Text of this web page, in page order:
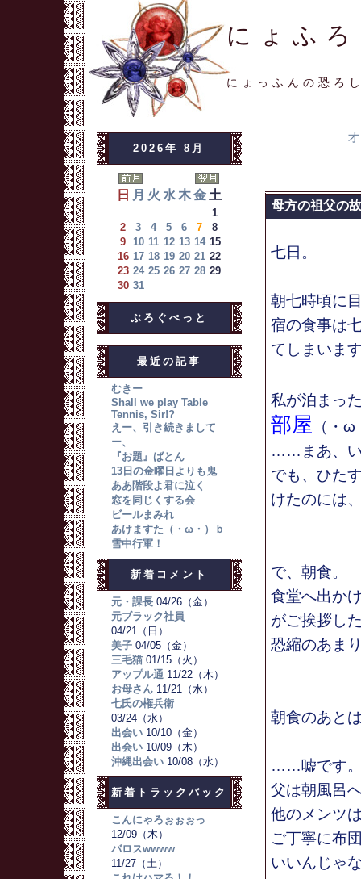
にょふ
にょっふんの恐ろ
2026年 8月
日 月 火 水 木 金 土
1
2
3 4 5 6 7
8
9 10 11 12 13 14 15
16 17 18 19 20 21 22
23 24 25 26 27 28 29
30 31
ぶろぐぺっと
最近の記事
むきー
Shall we play Table
Tennis, Sir!?
えー、引き続きまして
ー、
『お題』ばとん
13日の金曜日よりも鬼
ああ階段よ君に泣く
窓を同じくする会
ビールまみれ
あけますた（・ω・）ｂ
雪中行軍！
新着コメント
元・課長04/26（金）
元ブラック社員
04/21（日）
美子04/05（金）
三毛猫01/15（火）
アップル通11/22（木）
お母さん11/21（水）
七氏の権兵衛
03/24（水）
出会い10/10（金）
出会い10/09（木）
沖縄出会い10/08（水）
新着トラックバック
こんにゃろぉぉぉっ
12/09（木）
バロスwwww
11/27（土）
母方の祖父の
七日。
朝七時頃に
宿の食事は
てしまいま
私が泊まっ
部屋 （・
……まあ、い
でも、ひた
けたのには
で、朝食。
食堂へ出か
がご挨拶し
恐縮のあま
朝食のあと
……嘘です。
父は朝風呂
他のメンツ
ご丁寧に布
いいんじゃ